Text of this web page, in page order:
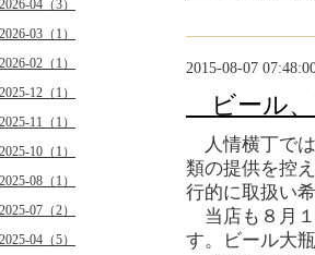
2015-08-07
ビール、
人情横丁で
類の提供を控
行的に取扱い
当店も８月
す。ビール大
2026-04（3）
2026-03（1）
2026-02（1）
2025-12（1）
2025-11（1）
2025-10（1）
2025-08（1）
2025-07（2）
2025-04（5）